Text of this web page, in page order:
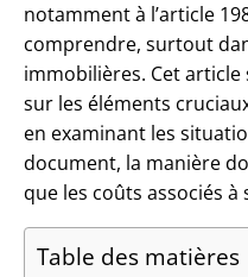
notamment à l’article
comprendre, surtout
immobilières. Cet
sur les éléments
en examinant les
document, la manière
que les coûts associés à
Table des matières